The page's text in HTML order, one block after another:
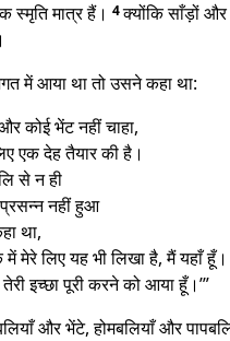
स्मृति मात्र हैं। 4क्योंकि साँड़ों
में आया था तो उसने कहा था:
कोई भेंट नहीं चाहा,
एक देह तैयार की है।
से न ही
नहीं हुआ
था,
मेरे लिए यह भी लिखा है, मैं यहाँ हूँ।
इच्छा पूरी करने को आया हूँ।’”
और भेंटे, होमबलियाँ और